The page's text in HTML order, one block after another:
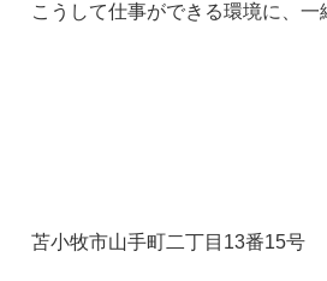
こうして仕事ができる環境に、
苫小牧市山手町二丁目13番15号